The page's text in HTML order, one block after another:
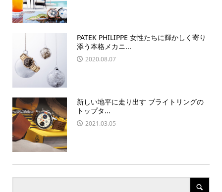
PATEK PHILIPPE 女性たちに輝かしく寄り
添う本格メカニ...
2020.08.07
新しい地平に走り出す ブライトリングの
トップタ...
2021.03.05